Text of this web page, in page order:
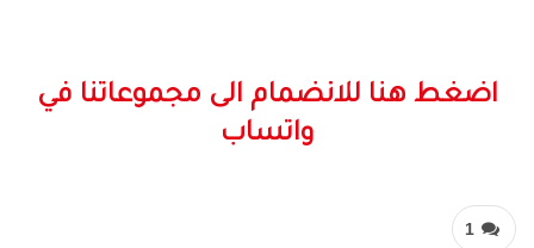
اضغط هنا للانضمام الى مجموعاتنا في
واتساب
1